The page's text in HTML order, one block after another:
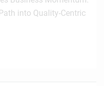
into Quality-Centric